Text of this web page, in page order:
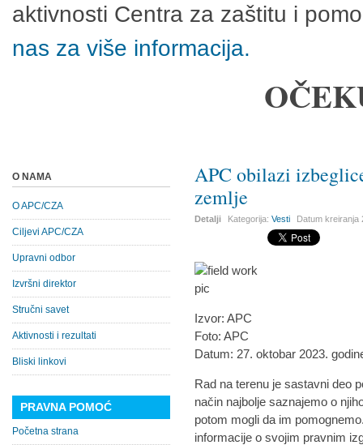
aktivnosti Centra za zaštitu i
nas za više informacija.
APC obilazi
zemlje
Detalji Kategorija:Vesti Datum kreiranja
Izvor: APC
Foto: APC
Datum: 27. oktobar 2023.
Rad na terenu je sastavni deo
način najbolje saznajemo o
potom mogli da im
informacije o svojim pravnim
O NAMA
O APC/CZA
Ciljevi APC/CZA
Upravni odbor
Izvršni direktor
Stručni savet
Aktivnosti i rezultati
Bliski linkovi
PRAVNA POMOĆ
Početna strana